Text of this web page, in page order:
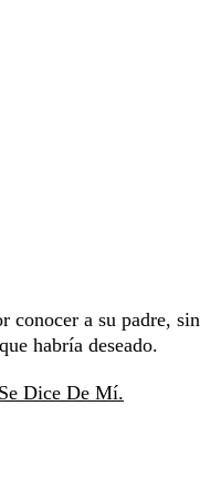
conocer a su padre,
habría deseado.
Se Dice De Mí.